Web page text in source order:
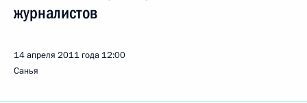
журналистов
14 апреля 2011 года 12:00
Санья